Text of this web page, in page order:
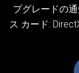
プグレードの
ス カード: